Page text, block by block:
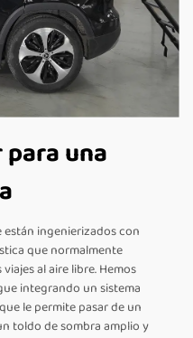
una
ingenierizados con
que normalmente
al aire libre. Hemos
integrando un sistema
le permite pasar de un
toldo de sombra amplio y